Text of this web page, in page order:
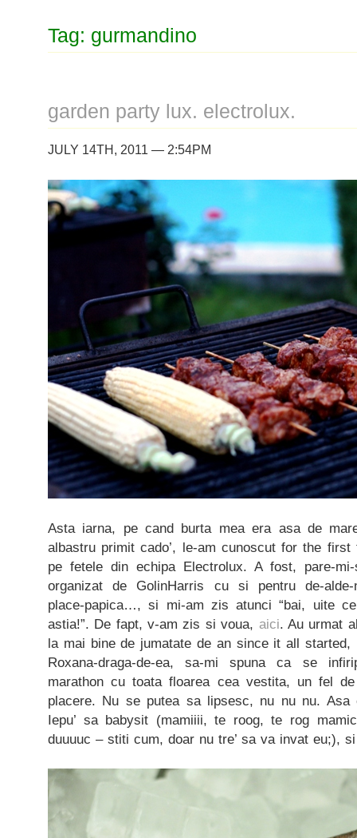
Tag: gurmandino
garden party lux. electrolux.
JULY 14TH, 2011 — 2:54PM
Asta iarna, pe cand burta mea era asa de
albastru primit cado’, le-am cunoscut for the
pe fetele din echipa Electrolux. A fost, pare-
organizat de GolinHarris cu si pentru de-alde-
place-papica…, si mi-am zis atunci “bai, uite
astia!”. De fapt, v-am zis si voua, aici. Au urmat
la mai bine de jumatate de an since it all started,
Roxana-draga-de-ea, sa-mi spuna ca se
marathon cu toata floarea cea vestita, un fel
placere. Nu se putea sa lipsesc, nu nu nu. Asa
Iepu’ sa babysit (mamiiii, te roog, te rog
duuuuc – stiti cum, doar nu tre’ sa va invat eu;),